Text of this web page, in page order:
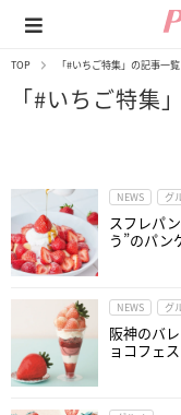
TOP 「#いちご特集」の記事一覧
「#いちご特集
NEWS グ
スフレパ
う”のパン
NEWS グ
阪神のバ
ョコフェス